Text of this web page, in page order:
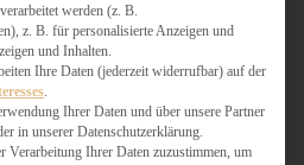
leichten Salznote, süß auf
meinen Kuchenguss
Sorten und falls Ihr sie
“V” auf der Packung achten!
werden (z. B.
z. B. für personalisierte Anzeigen und
und Inhalten.
Ihre Daten (jederzeit widerrufbar) auf der
Ihrer Daten und über unsere Partner
in unserer Datenschutzerklärung.
Verarbeitung Ihrer Daten zuzustimmen, um